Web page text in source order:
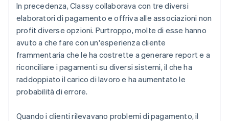
In precedenza, Classy collaborava con tre diversi
elaboratori di pagamento e offriva alle associazioni non
profit diverse opzioni. Purtroppo, molte di esse hanno
avuto a che fare con un'esperienza cliente
frammentaria che le ha costrette a generare report e a
riconciliare i pagamenti su diversi sistemi, il che ha
raddoppiato il carico di lavoro e ha aumentato le
probabilità di errore.
Quando i clienti rilevavano problemi di pagamento, il